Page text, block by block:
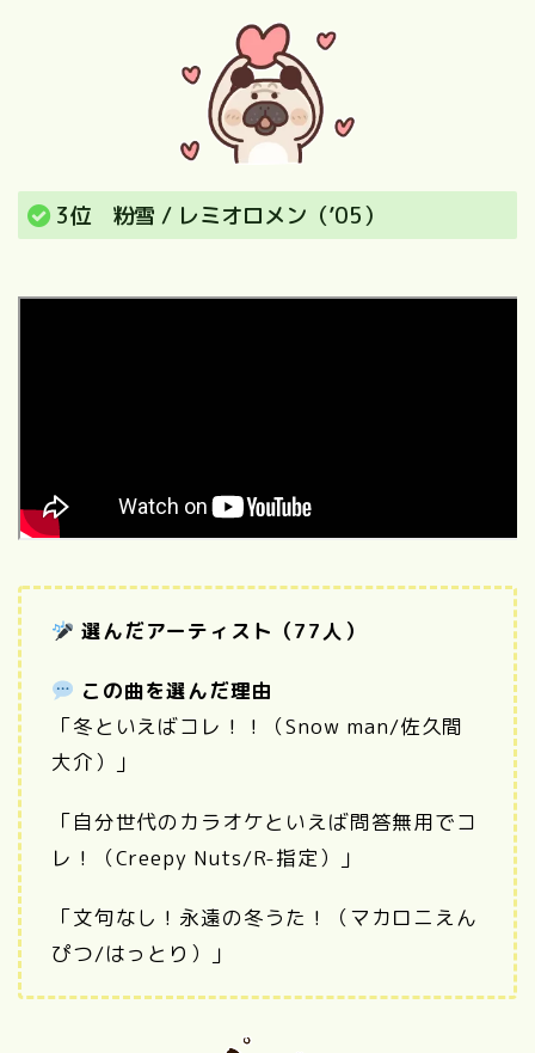
3位 粉雪 / レミオロメン（’05）
選んだアーティスト（77人）
この曲を選んだ理由
「冬といえばコレ！！（Snow man/佐久間
大介）」
「自分世代のカラオケといえば問答無用でコ
レ！（Creepy Nuts/R-指定）」
「文句なし！永遠の冬うた！（マカロニえん
ぴつ/はっとり）」